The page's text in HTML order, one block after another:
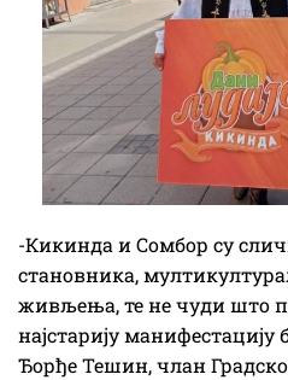
-Кикинда и Сомбор су
становника,
живљења, те не чуди што
најстарију манифестацију
Ђорђе Тешин, члан